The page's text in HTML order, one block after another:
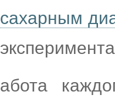
сахарным
абота